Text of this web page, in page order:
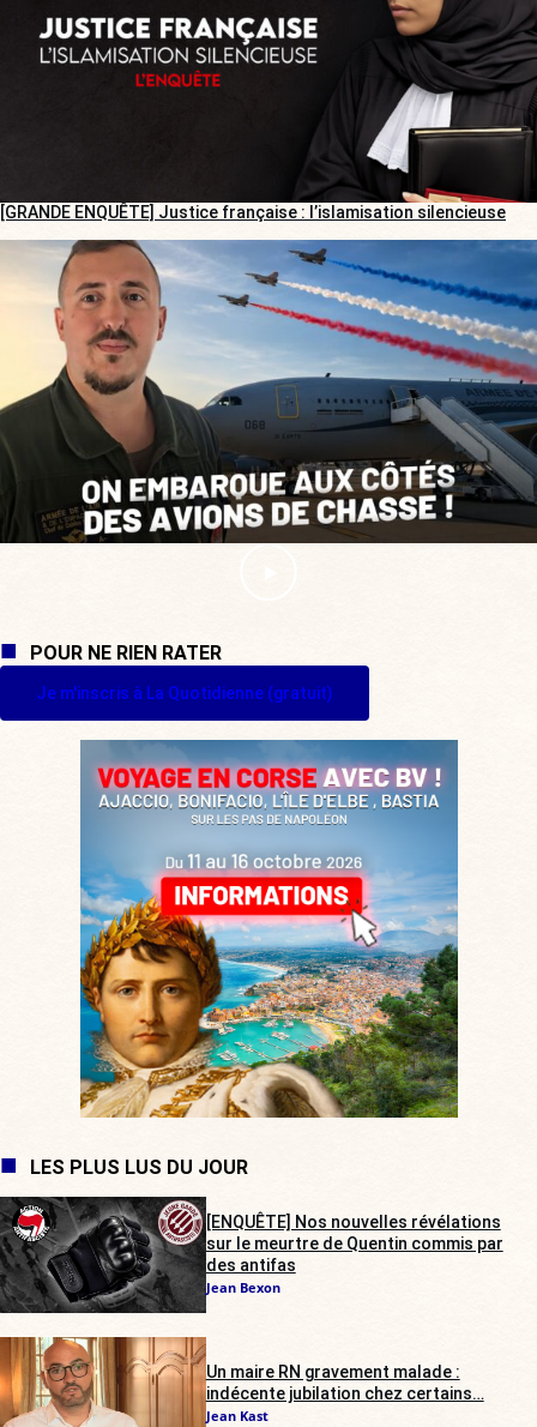
[GRANDE ENQUÊTE] Justice française : l’islamisation silencieuse
POUR NE RIEN RATER
Je m'inscris à La Quotidienne (gratuit)
LES PLUS LUS DU JOUR
[ENQUÊTE] Nos nouvelles révélations
sur le meurtre de Quentin commis par
des antifas
Jean Bexon
Un maire RN gravement malade :
indécente jubilation chez certains…
Jean Kast